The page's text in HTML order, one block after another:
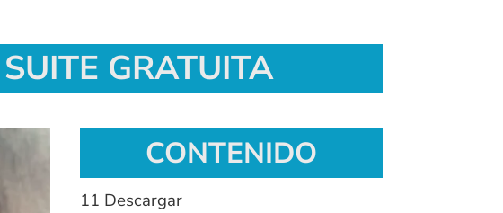
GRATUITA
CONTENIDO
11 Descargar